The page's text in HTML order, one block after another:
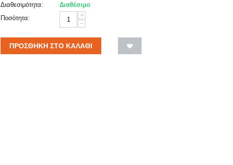
Διαθεσιμότητα:
Διαθέσιμο
Ποσότητα:
+
−
ΠΡΟΣΘΉΚΗ ΣΤΟ ΚΑΛΆΘΙ